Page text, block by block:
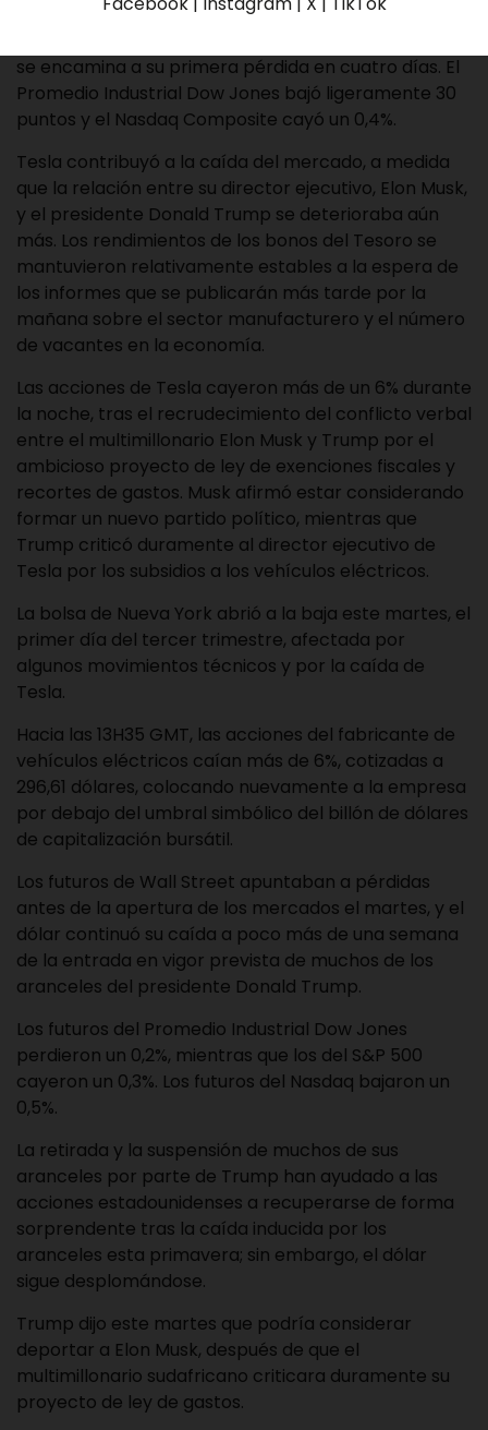
tras alcanzar máximos históricos en cada uno de los
se encamina a su primera pérdida en cuatro días. El
Promedio Industrial Dow Jones bajó ligeramente 30
puntos y el Nasdaq Composite cayó un 0,4%.
Tesla contribuyó a la caída del mercado, a medida
que la relación entre su director ejecutivo, Elon Musk,
y el presidente Donald Trump se deterioraba aún
más. Los rendimientos de los bonos del Tesoro se
mantuvieron relativamente estables a la espera de
los informes que se publicarán más tarde por la
mañana sobre el sector manufacturero y el número
de vacantes en la economía.
Las acciones de Tesla cayeron más de un 6% durante
la noche, tras el recrudecimiento del conflicto verbal
entre el multimillonario Elon Musk y Trump por el
ambicioso proyecto de ley de exenciones fiscales y
recortes de gastos. Musk afirmó estar considerando
formar un nuevo partido político, mientras que
Trump criticó duramente al director ejecutivo de
Tesla por los subsidios a los vehículos eléctricos.
La bolsa de Nueva York abrió a la baja este martes, el
primer día del tercer trimestre, afectada por
algunos movimientos técnicos y por la caída de
Tesla.
Hacia las 13H35 GMT, las acciones del fabricante de
vehículos eléctricos caían más de 6%, cotizadas a
296,61 dólares, colocando nuevamente a la empresa
por debajo del umbral simbólico del billón de dólares
de capitalización bursátil.
Los futuros de Wall Street apuntaban a pérdidas
antes de la apertura de los mercados el martes, y el
dólar continuó su caída a poco más de una semana
de la entrada en vigor prevista de muchos de los
aranceles del presidente Donald Trump.
Los futuros del Promedio Industrial Dow Jones
perdieron un 0,2%, mientras que los del S&P 500
cayeron un 0,3%. Los futuros del Nasdaq bajaron un
0,5%.
La retirada y la suspensión de muchos de sus
aranceles por parte de Trump han ayudado a las
acciones estadounidenses a recuperarse de forma
sorprendente tras la caída inducida por los
aranceles esta primavera; sin embargo, el dólar
sigue desplomándose.
Trump dijo este martes que podría considerar
deportar a Elon Musk, después de que el
multimillonario sudafricano criticara duramente su
proyecto de ley de gastos.